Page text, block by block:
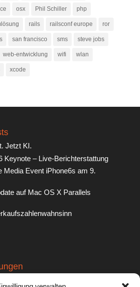
osx Phil Schiller php
rails railsconf europe ror
san francisco sms steve jobs
web-entwicklung wifi wlan
xcode
Jetzt KI.
Keynote – Live-Berichterstattung
Media Event iPhone6s am 9.
auf Mac OS X Parallels